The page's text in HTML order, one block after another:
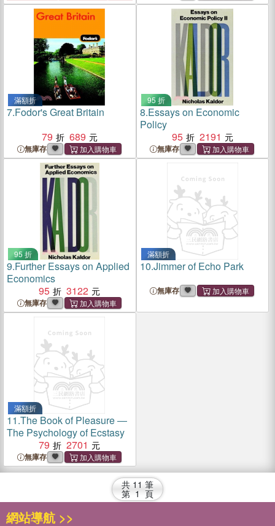
滿額折
7.Fodor's Great Britain
79
689
無庫存
95 折
8.Essays on Economic
Policy
95
2191
無庫存
95 折
9.Further Essays on Applied
Economics
95
3122
無庫存
滿額折
10.Jimmer of Echo Park
無庫存
滿額折
11.The Book of Pleasure ―
The Psychology of Ecstasy
79
2701
無庫存
共 11 筆
第 1 頁
網站導航 >>